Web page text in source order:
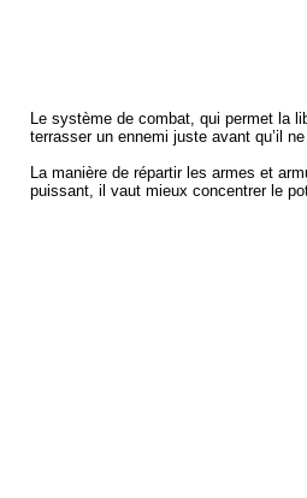
Le système de combat, qui permet la
terrasser un ennemi juste avant qu’il
La manière de répartir les armes et
puissant, il vaut mieux concentrer le